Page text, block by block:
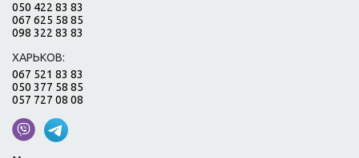
050 422 83 83
067 625 58 85
098 322 83 83
ХАРЬКОВ:
067 521 83 83
050 377 58 85
057 727 08 08